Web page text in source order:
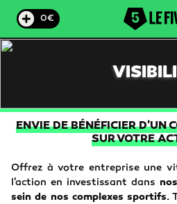
0€
ENVIE DE BÉNÉFICIER D'UN
SUR VOTRE
Offrez à votre entreprise une
l'action en investissant dans
sein de nos complexes sportifs.